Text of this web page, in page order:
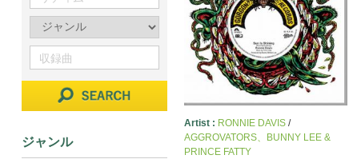
Artist : RONNIE DAVIS /
AGGROVATORS、BUNNY LEE &
PRINCE FATTY
ジャンル